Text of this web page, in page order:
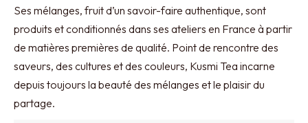
Ses mélanges, fruit d’un savoir-faire authentique, sont
produits et conditionnés dans ses ateliers en France à partir
de matières premières de qualité. Point de rencontre des
saveurs, des cultures et des couleurs, Kusmi Tea incarne
depuis toujours la beauté des mélanges et le plaisir du
partage.